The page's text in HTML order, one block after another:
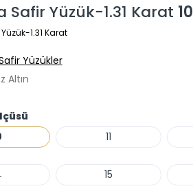
Safir Yüzük-1.31 Karat 10
1.31 Karat
Yüzükler
Altın
11
15